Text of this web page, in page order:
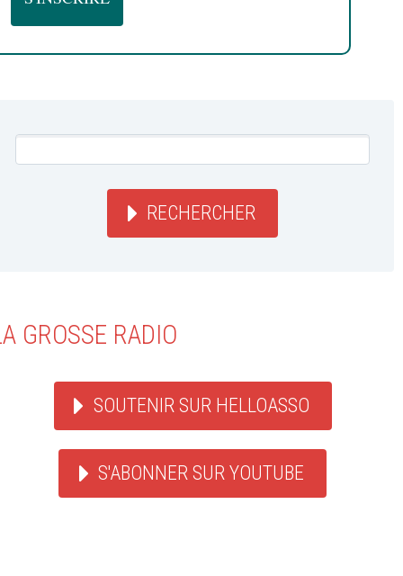
RECHERCHER
GROSSE RADIO
SOUTENIR SUR HELLOASSO
S'ABONNER SUR YOUTUBE